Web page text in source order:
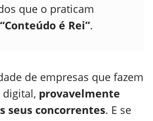
que o praticam
“Conteúdo é Rei”.
de empresas que fazem
digital, provavelmente
seus concorrentes. E se